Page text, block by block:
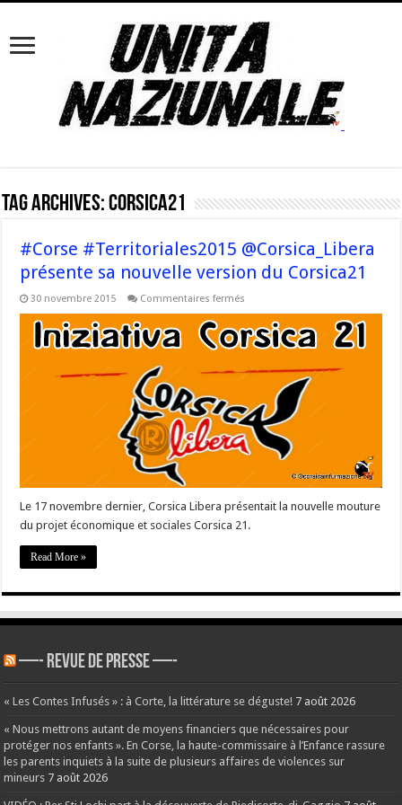
Tag Archives:corsica21
#Corse #Territoriales2015 @Corsica_Libera
présente sa nouvelle version du Corsica21
30 novembre 2015 Commentaires fermés
#Territoriales2015
@Corsica_Libera
présente
nouvelle
version
Corsica21
Le 17 novembre dernier, Corsica Libera présentait la nouvelle mouture
du projet économique et sociales Corsica 21.
Read More »
—- REVUE DE PRESSE —-
« Les Contes Infusés » : à Corte, la littérature se déguste! 7 août 2026
« Nous mettrons autant de moyens financiers que nécessaires pour
protéger nos enfants ». En Corse, la haute-commissaire à l’Enfance rassure
les parents inquiets à la suite de plusieurs affaires de violences sur
mineurs 7 août 2026